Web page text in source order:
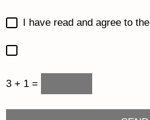
I have read and agree to the
3 + 1 =